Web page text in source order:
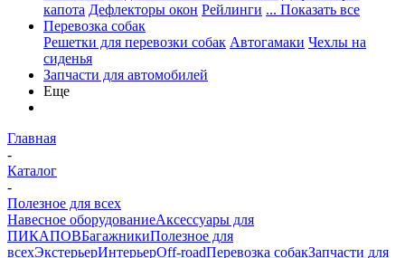
капота Дефлекторы окон Рейлинги ... Показать все
Перевозка собак
Решетки для перевозки собак Автогамаки Чехлы на
сиденья
Запчасти для автомобилей
Еще
Главная
-
Каталог
-
Полезное для всех
Навесное оборудованиеАксессуары для
ПИКАПОВБагажникиПолезное для
всехЭкстерьерИнтерьерOff-roadПеревозка собакЗапчасти для